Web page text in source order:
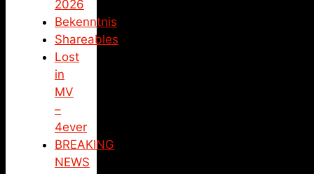
2026
Bekenntnis
Shareables
Lost
in
MV
–
4ever
BREAKING
NEWS